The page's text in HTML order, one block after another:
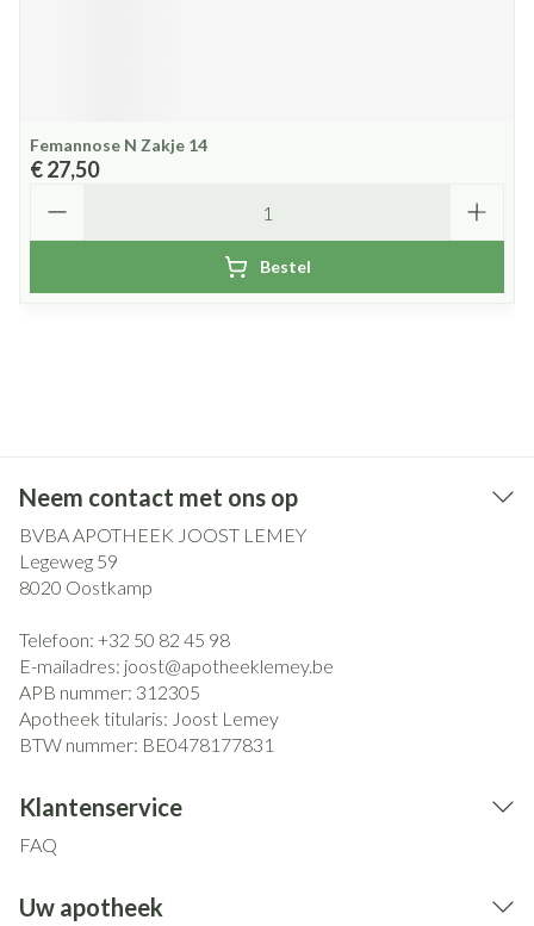
Femannose N Zakje 14
€ 27,50
Bestel
Neem contact met ons op
BVBA APOTHEEK JOOST LEMEY
Legeweg 59
8020 Oostkamp
Telefoon: +32 50 82 45 98
E-mailadres: joost@apotheeklemey.be
APB nummer: 312305
Apotheek titularis: Joost Lemey
BTW nummer: BE0478177831
Klantenservice
FAQ
Uw apotheek